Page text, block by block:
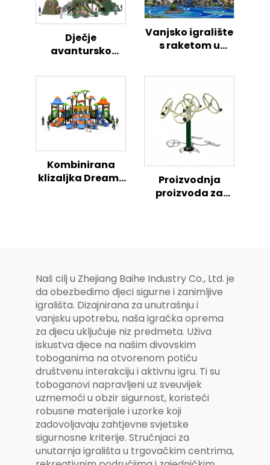
Dječje
avantursko
s temom pilića
Vanjsko igralište
s raketom u
Kombinirana
klizaljka Dreams
Proizvodnja
proizvoda za
Naš cilj u Zhejiang Baihe Industry Co., Ltd. je
da obezbedimo djeci sigurne i zanimljive
igrališta. Dizajnirana za unutrašnju i
vanjsku upotrebu, naša igračka oprema
za djecu uključuje niz predmeta. Uživa
iskustva djece na našim divovskim
toboganima na otvorenom potiču
društvenu interakciju i aktivnu igru. Ti su
toboganovi napravljeni uz sveuvijek
uzmemoći u obzir sigurnost, koristeći
robusne materijale i uzorke koji
zadovoljavaju zahtjevne svjetske
sigurnosne kriterije. Stručnjaci za
unutarnja igrališta u trgovačkim centrima,